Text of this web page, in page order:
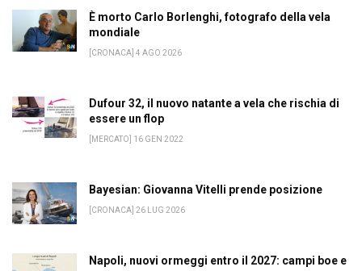
È morto Carlo Borlenghi, fotografo della vela
mondiale
[CRONACA] 4 AGO 2026
Dufour 32, il nuovo natante a vela che rischia di
essere un flop
[MERCATO] 16 GEN 2022
Bayesian: Giovanna Vitelli prende posizione
[CRONACA] 26 LUG 2026
Napoli, nuovi ormeggi entro il 2027: campi boe e